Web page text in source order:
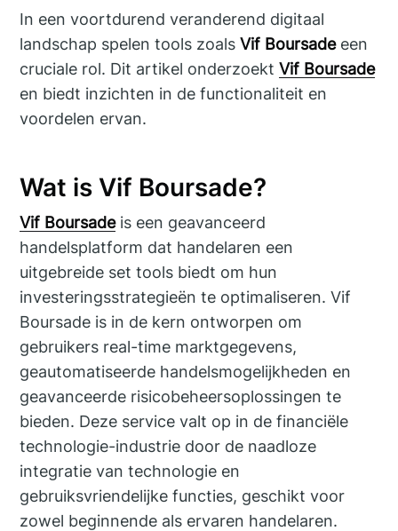
In een voortdurend veranderend digitaal
landschap spelen tools zoalsVif Boursadeeen
cruciale rol. Dit artikel onderzoektVif Boursade
en biedt inzichten in de functionaliteit en
voordelen ervan.
Wat is Vif Boursade?
Vif Boursadeis een geavanceerd
handelsplatform dat handelaren een
uitgebreide set tools biedt om hun
investeringsstrategieën te optimaliseren. Vif
Boursade is in de kern ontworpen om
gebruikers real-time marktgegevens,
geautomatiseerde handelsmogelijkheden en
geavanceerde risicobeheersoplossingen te
bieden. Deze service valt op in de financiële
technologie-industrie door de naadloze
integratie van technologie en
gebruiksvriendelijke functies, geschikt voor
zowel beginnende als ervaren handelaren.